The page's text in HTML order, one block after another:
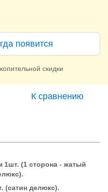
появится
скидки
К сравнению
1шт. (1 сторона - жатый
(сатин делюкс).